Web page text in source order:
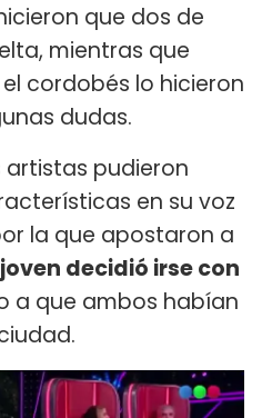
que dos de
mientras que
cordobés lo hicieron
dudas.
artistas pudieron
en su voz
la que apostaron a
decidió irse con
a que ambos habían